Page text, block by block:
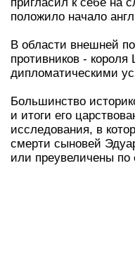
пригласил к себе на
положило начало
В области внешней
противников -
дипломатическими
Большинство
и итоги его
исследования, в
смерти сыновей
или преувеличены по